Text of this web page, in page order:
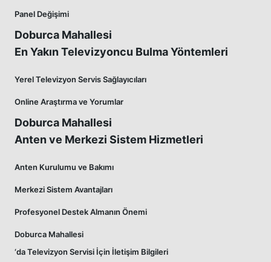
Panel Değişimi
Doburca Mahallesi
En Yakın Televizyoncu Bulma Yöntemleri
Yerel Televizyon Servis Sağlayıcıları
Online Araştırma ve Yorumlar
Doburca Mahallesi
Anten ve Merkezi Sistem Hizmetleri
Anten Kurulumu ve Bakımı
Merkezi Sistem Avantajları
Profesyonel Destek Almanın Önemi
Doburca Mahallesi
‘da Televizyon Servisi İçin İletişim Bilgileri